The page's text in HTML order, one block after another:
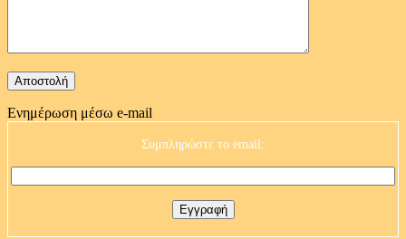
Ενημέρωση μέσω e-mail
Συμπληρώστε το email: